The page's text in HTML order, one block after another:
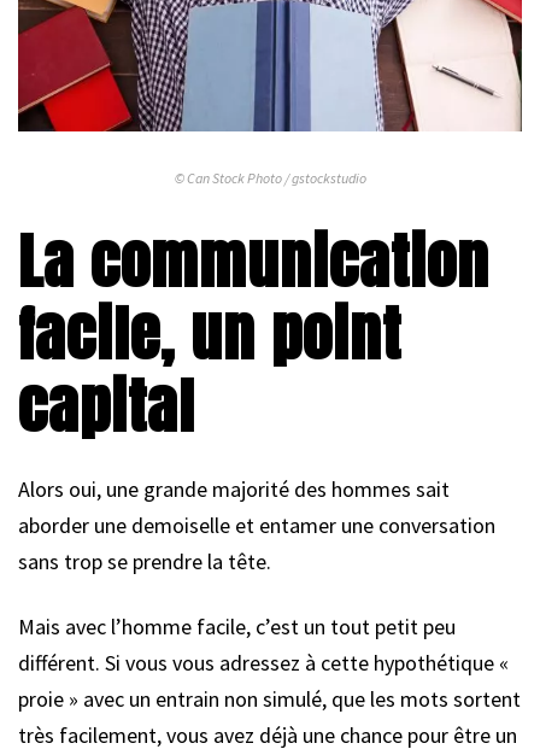
© Can Stock Photo / gstockstudio
La communication
facile, un point
capital
Alors oui, une grande majorité des hommes sait
aborder une demoiselle et entamer une conversation
sans trop se prendre la tête.
Mais avec l’homme facile, c’est un tout petit peu
différent. Si vous vous adressez à cette hypothétique «
proie » avec un entrain non simulé, que les mots sortent
très facilement, vous avez déjà une chance pour être un